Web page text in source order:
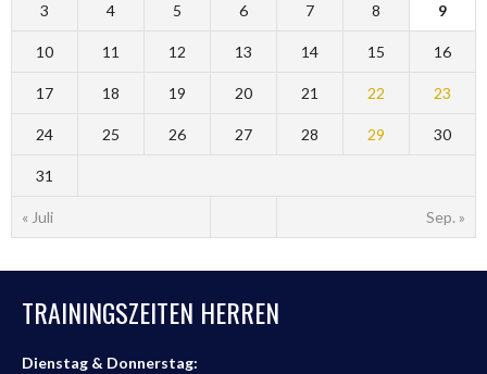
« Juli Sep. »
3 4 5 6 7 8 9
10 11 12 13 14 15 16
17 18 19 20 21 22 23
24 25 26 27 28 29 30
31
TRAININGSZEITEN HERREN
Dienstag & Donnerstag: